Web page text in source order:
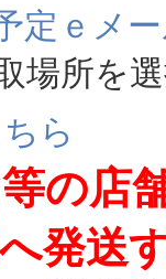
定ｅメ
場所を
ら
の店
発送